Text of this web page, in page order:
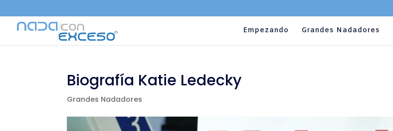
Empezando Grandes Nadadores
Biografía Katie Ledecky
Grandes Nadadores